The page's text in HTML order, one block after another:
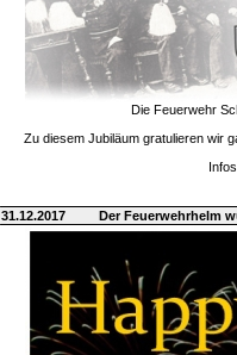
Die Feuerwehr
Zu diesem Jubiläum gratulieren wir
31.12.2017 Der Feuerwehrhelm